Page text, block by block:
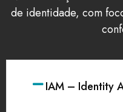
de identidade, com
IAM – Identity